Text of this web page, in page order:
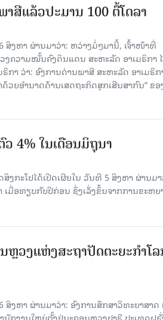
າສີແລ້ວປະມານ 100 ຕື້ໂດລາ
ສິງຫາ ຜ່ານມາວ່າ: ຫວ່າງມໍ່ໆມານີ້, ເຈົ້າໜ້າທີ່
ຄວາມໝັ້ນຄົງດິນແດນ ສະຫະລັດ ອາເມຣິກາ
ກາ ວ່າ: ອົງການດ່ານພາສີ ສະຫະລັດ ອາເມຣິກ
ຍອຳນາດດ້ານເສດຖະກິດສຸກເສີນສາກົນ” ຂອ
4% ໃນເດືອນມິຖຸນາ
ງກະໂປໄດ້ເປີດເຜີຍໃນ ວັນທີ 5 ສິງຫາ ຜ່ານມາ
ເມື່ອທຽບກັບປີກ່ອນ ຊຶ່ງເລັ່ງຂຶ້ນຈາກການຂະຫຍ
ຫຼວງແຫ່ງສະຖາປັດຕະຍະກຳໂ
ສິງຫາ ຜ່ານມາວ່າ: ອົງການສຶກສາວິທະຍາສາດ